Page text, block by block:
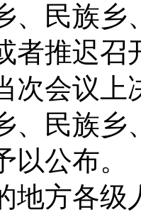
、民族乡
者推迟
次会议
、民族
以公布。
方各级